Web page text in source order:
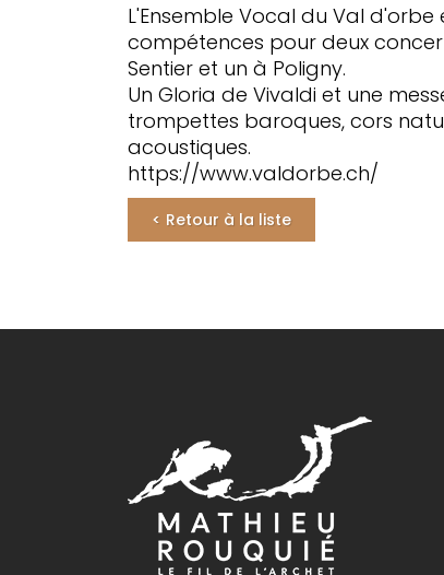
L'Ensemble Vocal du Val
compétences pour deux
Sentier et un à Poligny.
Un Gloria de Vivaldi et une
trompettes baroques, cors
acoustiques.
https://www.valdorbe.ch/
< Retour à la liste